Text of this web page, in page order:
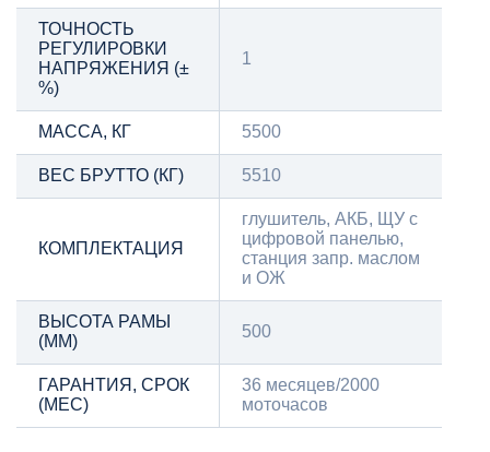
ТОЧНОСТЬ
РЕГУЛИРОВКИ
НАПРЯЖЕНИЯ (±
%)
1
МАССА, КГ 5500
ВЕС БРУТТО (КГ) 5510
КОМПЛЕКТАЦИЯ
глушитель, АКБ, ЩУ с
цифровой панелью,
станция запр. маслом
и ОЖ
ВЫСОТА РАМЫ
(ММ)
500
ГАРАНТИЯ, СРОК
(МЕС)
36 месяцев/2000
моточасов